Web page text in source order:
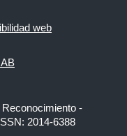
web
-
2014-6388